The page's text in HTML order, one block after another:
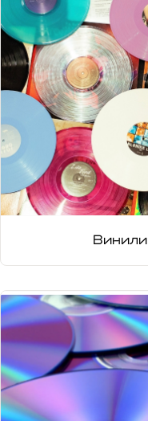
Винили